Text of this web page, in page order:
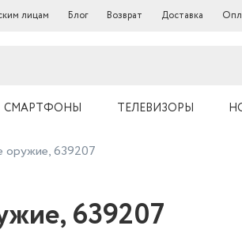
лицам Блог Возврат Доставка
СМАРТФОНЫ ТЕЛЕВИЗОРЫ
оружие, 639207
639207